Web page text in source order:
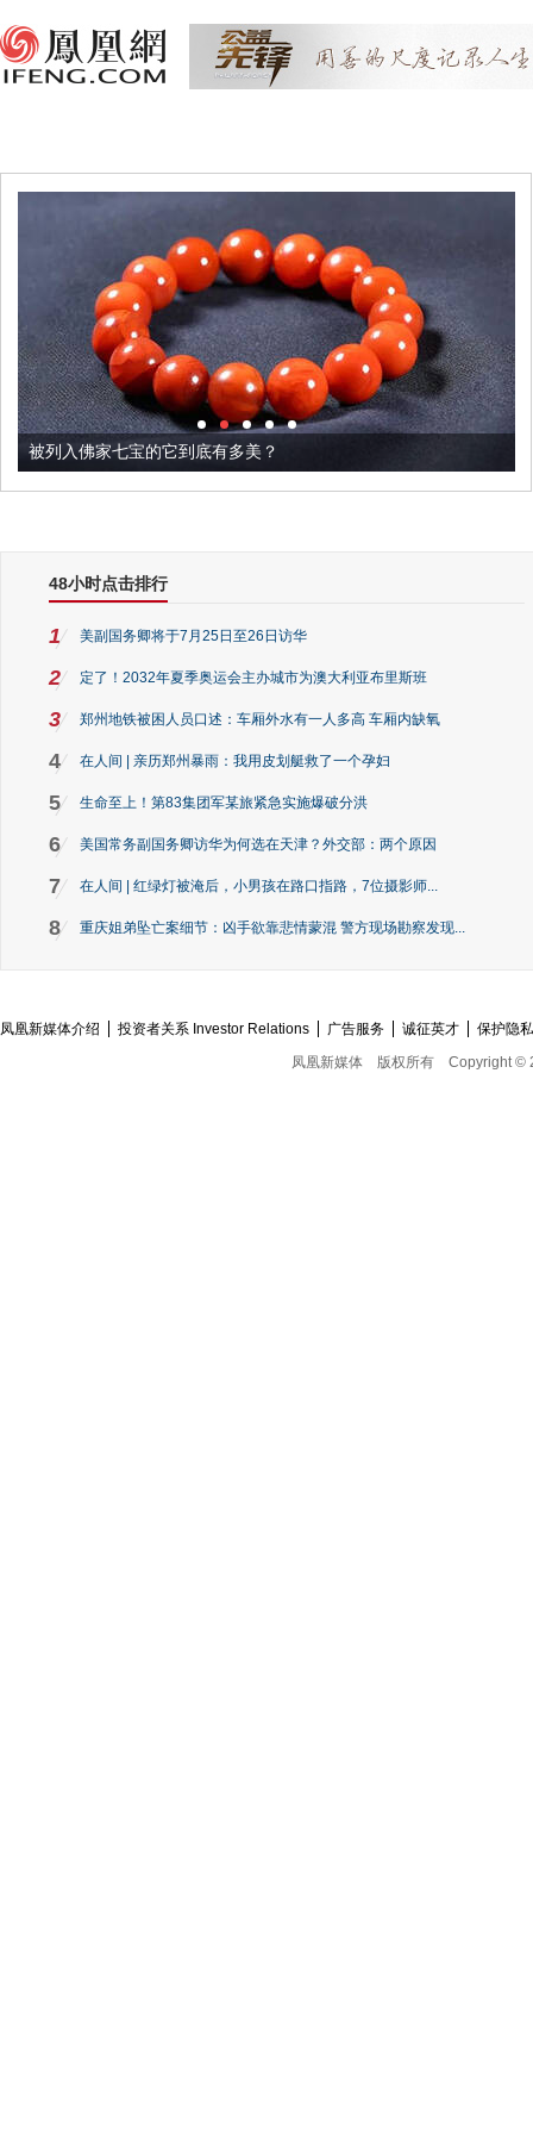
被列入佛家七宝的它到底有多美？
48小时点击排行
1 美副国务卿将于7月25日至26日访华
2 定了！2032年夏季奥运会主办城市为澳大利亚布里斯班
3 郑州地铁被困人员口述：车厢外水有一人多高 车厢内缺氧
4 在人间 | 亲历郑州暴雨：我用皮划艇救了一个孕妇
5 生命至上！第83集团军某旅紧急实施爆破分洪
6 美国常务副国务卿访华为何选在天津？外交部：两个原因
7 在人间 | 红绿灯被淹后，小男孩在路口指路，7位摄影师...
8 重庆姐弟坠亡案细节：凶手欲靠悲情蒙混 警方现场勘察发现...
凤凰新媒体介绍 投资者关系 Investor Relations 广告服务 诚征英才
保护隐
凤凰新媒体
版权所有 Copyright ©